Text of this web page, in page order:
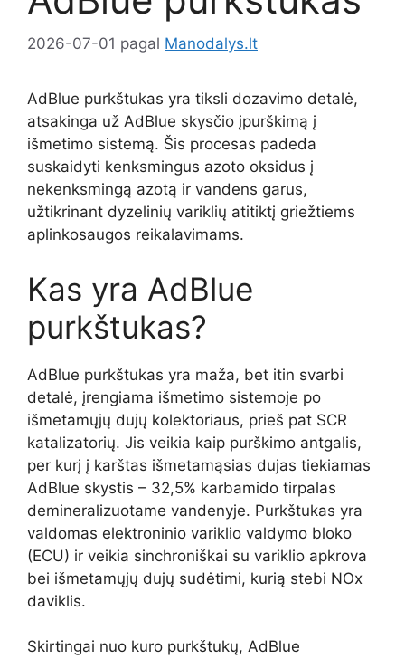
2026-07-01 pagal Manodalys.lt
AdBlue purkštukas yra tiksli dozavimo detalė,
atsakinga už AdBlue skysčio įpurškimą į
išmetimo sistemą. Šis procesas padeda
suskaidyti kenksmingus azoto oksidus į
nekenksmingą azotą ir vandens garus,
užtikrinant dyzelinių variklių atitiktį griežtiems
aplinkosaugos reikalavimams.
Kas yra AdBlue
purkštukas?
AdBlue purkštukas yra maža, bet itin svarbi
detalė, įrengiama išmetimo sistemoje po
išmetamųjų dujų kolektoriaus, prieš pat SCR
katalizatorių. Jis veikia kaip purškimo antgalis,
per kurį į karštas išmetamąsias dujas tiekiamas
AdBlue skystis – 32,5% karbamido tirpalas
demineralizuotame vandenyje. Purkštukas yra
valdomas elektroninio variklio valdymo bloko
(ECU) ir veikia sinchroniškai su variklio apkrova
bei išmetamųjų dujų sudėtimi, kurią stebi NOx
daviklis.
Skirtingai nuo kuro purkštukų, AdBlue